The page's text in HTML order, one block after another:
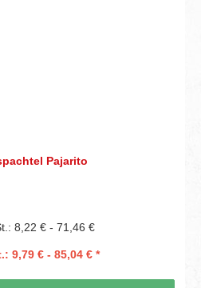
Pajarito
8,22 € - 71,46 €
9,79 € - 85,04 € *